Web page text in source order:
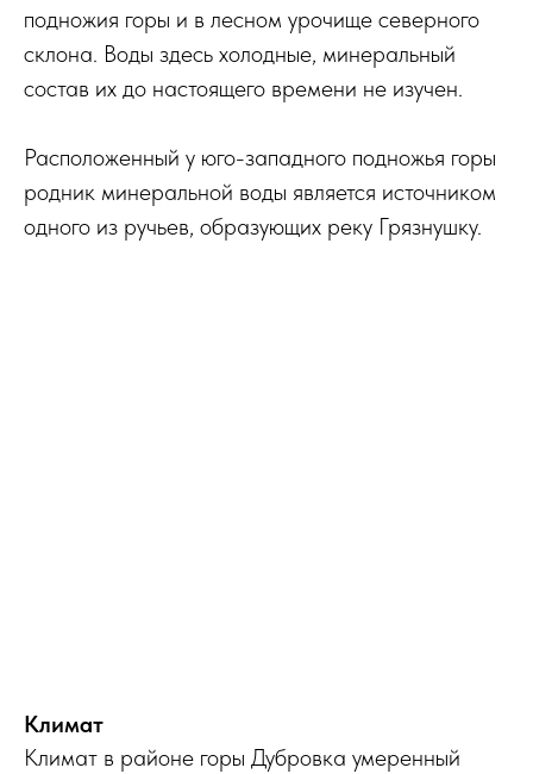
подножия горы и в лесном урочище северного
склона. Воды здесь холодные, минеральный
состав их до настоящего времени не изучен.
Расположенный у юго-западного подножья горы
родник минеральной воды является источником
одного из ручьев, образующих реку Грязнушку.
Климат
Климат в районе горы Дубровка умеренный